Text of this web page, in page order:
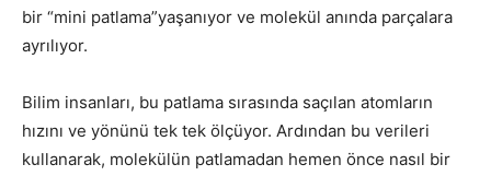
bir “mini patlama”yaşanıyor ve molekül anında parçalara
ayrılıyor.
Bilim insanları, bu patlama sırasında saçılan atomların
hızını ve yönünü tek tek ölçüyor. Ardından bu verileri
kullanarak, molekülün patlamadan hemen önce nasıl bir